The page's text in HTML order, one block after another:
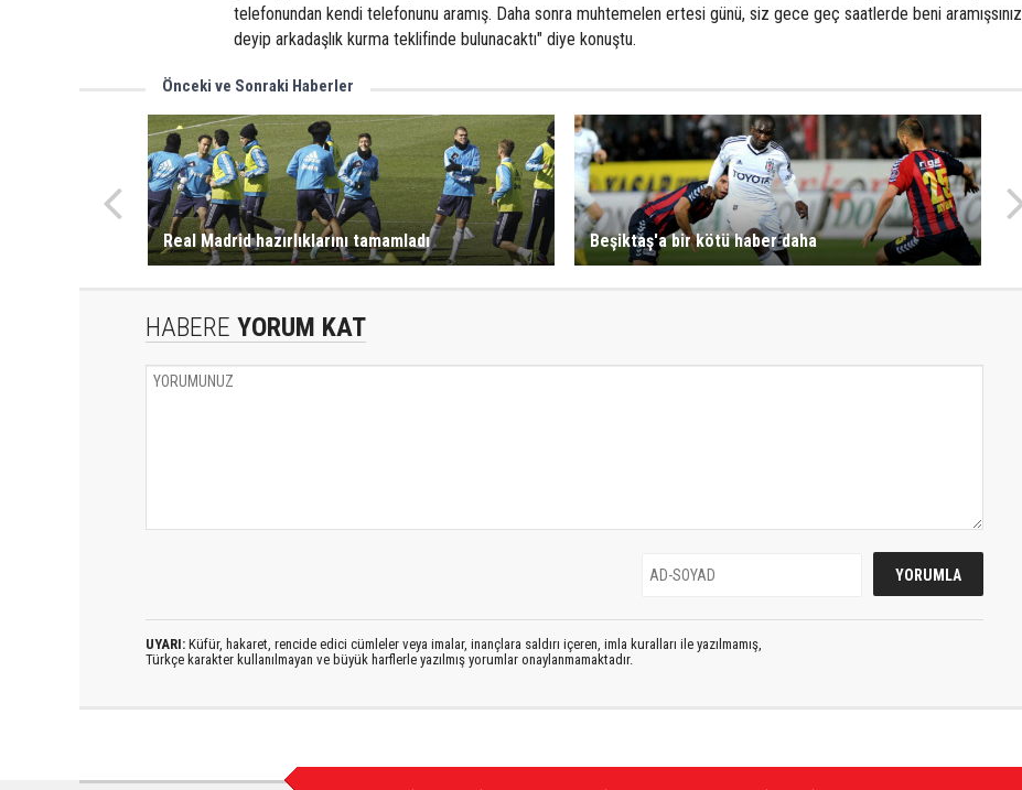
telefonundan kendi telefonunu aramış. Daha sonra muhtemelen ertesi günü, siz gece geç saatlerde beni aramışsınız
deyip arkadaşlık kurma teklifinde bulunacaktı" diye konuştu.
Önceki ve Sonraki Haberler
Real Madrid hazırlıklarını tamamladı Beşiktaş'a bir kötü haber daha
HABERE YORUM KAT
UYARI: Küfür, hakaret, rencide edici cümleler veya imalar, inançlara saldırı içeren, imla kuralları ile yazılmamış,
Türkçe karakter kullanılmayan ve büyük harflerle yazılmış yorumlar onaylanmamaktadır.